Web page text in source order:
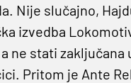
Nije slučajno,
izvedba
ne stati zaključana
Pritom je Ante